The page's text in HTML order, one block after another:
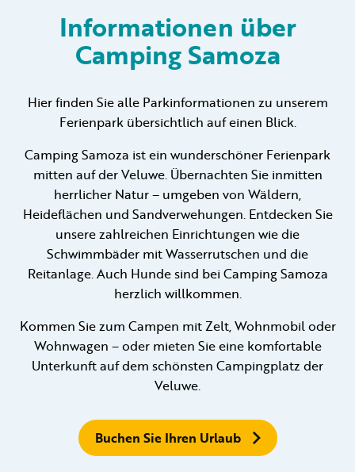
Vermietung
Privat vermietung
+31 (0) 577 411 283
Informationen für Gäste
Contact
Mein Samoza
Informationen über
Camping Samoza
Hier finden Sie alle Parkinformationen zu unserem
Ferienpark übersichtlich auf einen Blick.
Camping Samoza ist ein wunderschöner Ferienpark
mitten auf der Veluwe. Übernachten Sie inmitten
herrlicher Natur – umgeben von Wäldern,
Heideflächen und Sandverwehungen. Entdecken Sie
unsere zahlreichen Einrichtungen wie die
Schwimmbäder mit Wasserrutschen und die
Reitanlage. Auch Hunde sind bei Camping Samoza
herzlich willkommen.
Kommen Sie zum Campen mit Zelt, Wohnmobil oder
Wohnwagen – oder mieten Sie eine komfortable
Unterkunft auf dem schönsten Campingplatz der
Veluwe.
Buchen Sie Ihren Urlaub